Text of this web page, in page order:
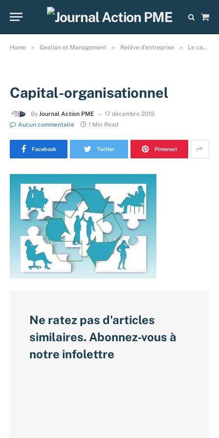
Cart
Home » Gestion et Management » Relève d'entreprise » Le capital organisationnel : un allié puissant pour un repreneur d’entreprise!
Capital-organisationnel
By Journal Action PME
17 décembre 2019
Aucun commentaire
1 Min Read
Facebook Twitter Pinterest
Ne ratez pas d'articles
similaires. Abonnez-vous à
notre infolettre